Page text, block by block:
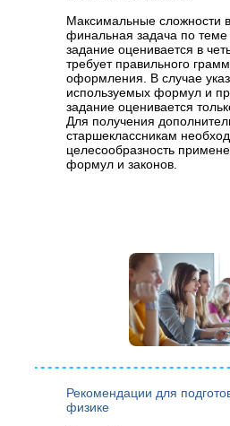
Максимальные сложности
финальная задача по
задание оценивается в
требует правильного
оформления. В случае
используемых формул и
задание оценивается
Для получения
старшеклассникам
целесообразность
формул и законов.
Рекомендации для
физике